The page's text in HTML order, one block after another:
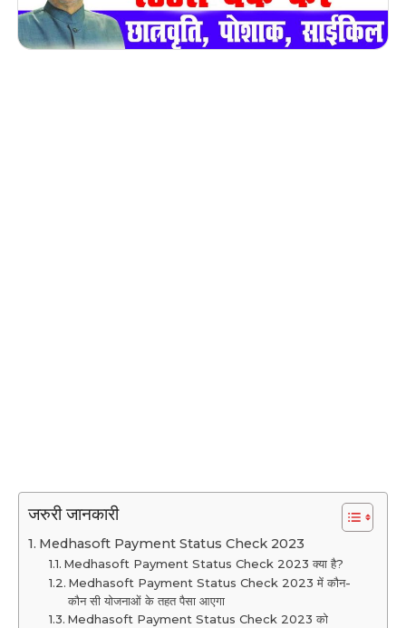
जरुरी जानकारी
Medhasoft Payment Status Check 2023
Medhasoft Payment Status Check 2023 क्या है?
Medhasoft Payment Status Check 2023 में कौन-
कौन सी योजनाओं के तहत पैसा आएगा
Medhasoft Payment Status Check 2023 को